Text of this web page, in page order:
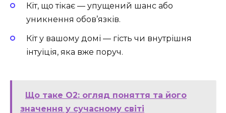
Кіт, що тікає — упущений шанс або
уникнення обов’язків.
Кіт у вашому домі — гість чи внутрішня
інтуїція, яка вже поруч.
Що таке O2: огляд поняття та його
значення у сучасному світі